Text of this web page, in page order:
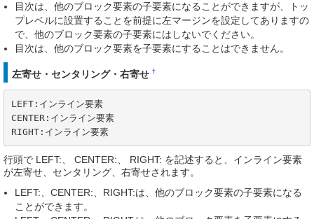
目次は、他のブロック要素の子要素になることができますが、トッ
プレベルに設置することを前提に左マージンを設定してありますの
で、他のブロック要素の子要素にはしないでください。
目次は、他のブロック要素を子要素にすることはできません。
左寄せ・センタリング・右寄せ †
LEFT:インライン要素
CENTER:インライン要素
RIGHT:インライン要素
行頭で LEFT:、 CENTER:、 RIGHT: を記述すると、インライン要素
が左寄せ、センタリング、右寄せされます。
LEFT:、CENTER:、RIGHT:は、他のブロック要素の子要素になる
ことができます。